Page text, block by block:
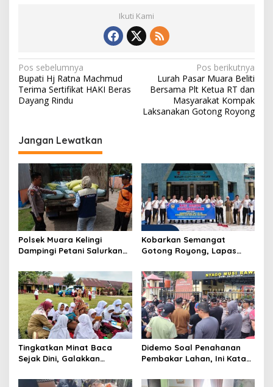
Ikuti Kami
N
a
v
g
a
i
p
o
s
Pos sebelumnya
Bupati Hj Ratna Machmud
Terima Sertifikat HAKI Beras
Dayang Rindu
Pos berikutnya
Lurah Pasar Muara Beliti
Bersama Plt Ketua RT dan
Masyarakat Kompak
Laksanakan Gotong Royong
Jangan Lewatkan
Polsek Muara Kelingi
Dampingi Petani Salurkan
Kobarkan Semangat
Gotong Royong, Lapas
Gelar Aksi Bersih
Kemerdekaan
Tingkatkan Minat Baca
Sejak Dini, Galakkan
Nonton Bareng Edukatif
Didemo Soal Penahanan
Pembakar Lahan, Ini Kata